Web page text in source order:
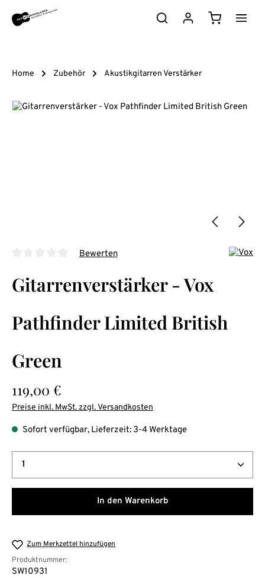
Zum Hauptinhalt springen
Home Zubehör Akustikgitarren Verstärker
Bildergalerie überspringen
Bewerten
Gitarrenverstärker - Vox
Pathfinder Limited British
Green
Regulärer Preis:
119,00 €
Preise inkl. MwSt. zzgl. Versandkosten
Sofort verfügbar, Lieferzeit: 3-4 Werktage
Produkt Anzahl: Gib den gewünschten Wert ein
In den Warenkorb
Zum Merkzettel hinzufügen
Produktnummer:
SW10931